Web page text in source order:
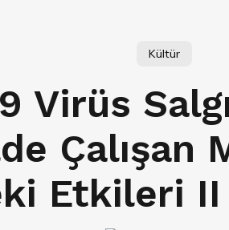
Kültür
Virüs
Çalışan
Etkileri